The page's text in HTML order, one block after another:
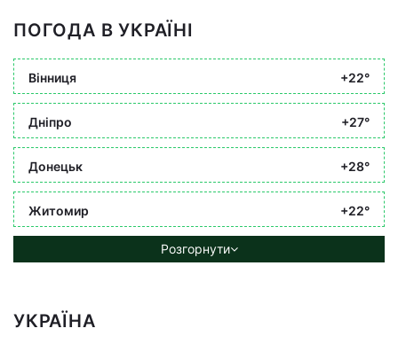
ПОГОДА В УКРАЇНІ
Вінниця +22°
Дніпро +27°
Донецьк +28°
Житомир +22°
Розгорнути
УКРАЇНА